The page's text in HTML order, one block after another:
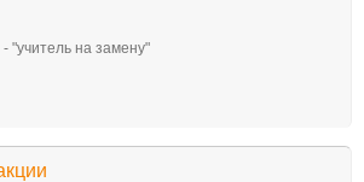
"учитель на замену"